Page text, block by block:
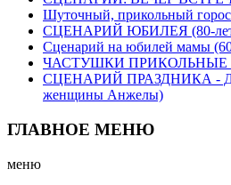
Шуточный, прикольный
СЦЕНАРИЙ ЮБИЛЕЯ (80-
Сценарий на юбилей мамы
ЧАСТУШКИ ПРИКОЛЬНЫЕ (к
СЦЕНАРИЙ ПРАЗДНИКА -
женщины Анжелы)
ГЛАВНОЕ МЕНЮ
меню